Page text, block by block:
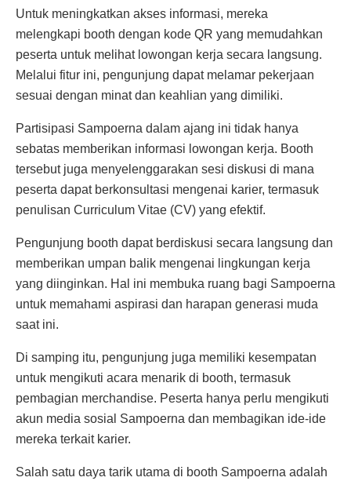
Untuk meningkatkan akses informasi, mereka
melengkapi booth dengan kode QR yang memudahkan
peserta untuk melihat lowongan kerja secara langsung.
Melalui fitur ini, pengunjung dapat melamar pekerjaan
sesuai dengan minat dan keahlian yang dimiliki.
Partisipasi Sampoerna dalam ajang ini tidak hanya
sebatas memberikan informasi lowongan kerja. Booth
tersebut juga menyelenggarakan sesi diskusi di mana
peserta dapat berkonsultasi mengenai karier, termasuk
penulisan Curriculum Vitae (CV) yang efektif.
Pengunjung booth dapat berdiskusi secara langsung dan
memberikan umpan balik mengenai lingkungan kerja
yang diinginkan. Hal ini membuka ruang bagi Sampoerna
untuk memahami aspirasi dan harapan generasi muda
saat ini.
Di samping itu, pengunjung juga memiliki kesempatan
untuk mengikuti acara menarik di booth, termasuk
pembagian merchandise. Peserta hanya perlu mengikuti
akun media sosial Sampoerna dan membagikan ide-ide
mereka terkait karier.
Salah satu daya tarik utama di booth Sampoerna adalah